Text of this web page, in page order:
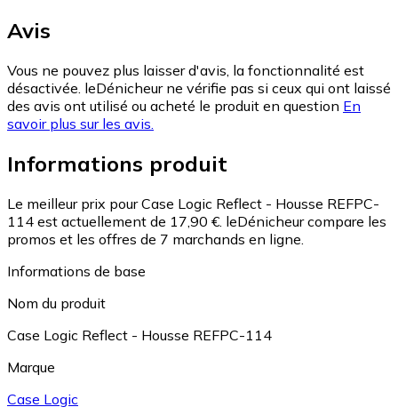
Avis
Vous ne pouvez plus laisser d'avis, la fonctionnalité est
désactivée. leDénicheur ne vérifie pas si ceux qui ont laissé
des avis ont utilisé ou acheté le produit en question En
savoir plus sur les avis.
Informations produit
Le meilleur prix pour Case Logic Reflect - Housse REFPC-
114 est actuellement de 17,90 €. leDénicheur compare les
promos et les offres de 7 marchands en ligne.
Informations de base
Nom du produit
Case Logic Reflect - Housse REFPC-114
Marque
Case Logic